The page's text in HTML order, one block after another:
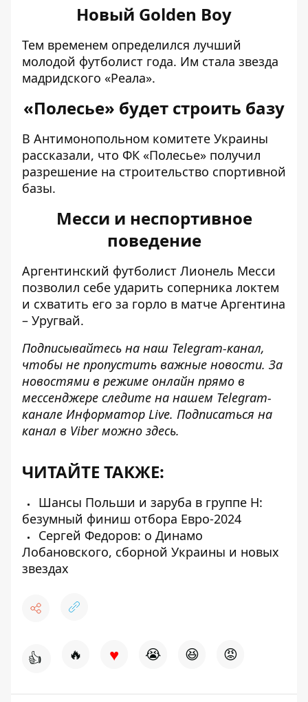
Новый Golden Boy
Тем временем определился лучший
молодой футболист года. Им стала звезда
мадридского «Реала».
«Полесье» будет строить базу
В Антимонопольном комитете Украины
рассказали, что ФК «Полесье» получил
разрешение на строительство спортивной
базы.
Месси и неспортивное
поведение
Аргентинский футболист Лионель Месси
позволил себе ударить соперника локтем
и схватить его за горло в матче Аргентина
– Уругвай.
Подписывайтесь на наш Telegram-канал,
чтобы не пропустить важные новости. За
новостями в режиме онлайн прямо в
мессенджере следите на нашем Telegram-
канале Информатор Live. Подписаться на
канал в Viber можно здесь.
ЧИТАЙТЕ ТАКЖЕ:
Шансы Польши и заруба в группе H:
безумный финиш отбора Евро-2024
Сергей Федоров: о Динамо
Лобановского, сборной Украины и новых
звездах
👍 🔥 ♥ 😭 😆 😡